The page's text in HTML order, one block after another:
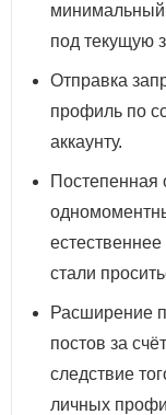
минимальный
под текущую
Отправка
профиль по
аккаунту.
Постепенная
стали
Расширение
постов за
следствие
личных